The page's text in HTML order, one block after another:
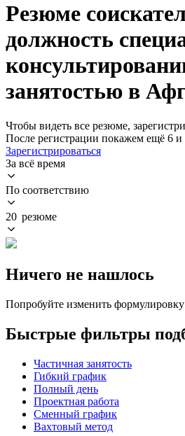
Резюме
должность
занятостью в
Чтобы видеть все резюме,
После регистрации покажем ещё 6 и
Зарегистрироваться
За всё время
По соответствию
20 резюме
Ничего не нашлось
Попробуйте изменить
Быстрые фильтры
Частичная занятость
Гибкий график
Полный день
Проектная работа
Сменный график
Вахтовый метод